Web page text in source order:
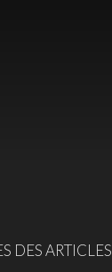
DES ARTICLES